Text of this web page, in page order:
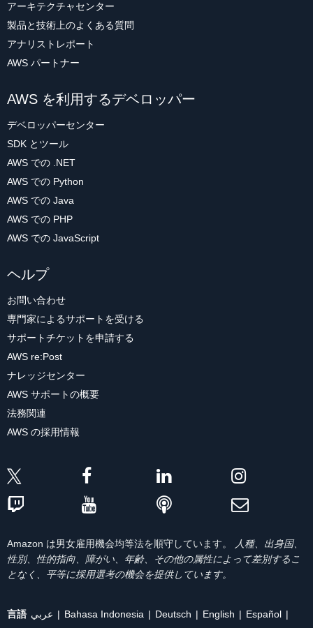
アーキテクチャセンター
製品と技術上のよくある質問
アナリストレポート
AWS パートナー
AWS を利用するデベロッパー
デベロッパーセンター
SDK とツール
AWS での .NET
AWS での Python
AWS での Java
AWS での PHP
AWS での JavaScript
ヘルプ
お問い合わせ
専門家によるサポートを受ける
サポートチケットを申請する
AWS re:Post
ナレッジセンター
AWS サポートの概要
法務関連
AWS の採用情報
Amazon は男女雇用機会均等法を順守しています。
人種、出身国、
性別、性的指向、障がい、年齢、その他の属性によって差別するこ
となく、平等に採用選考の機会を提供しています。
言語 عربي Bahasa Indonesia Deutsch English
Español